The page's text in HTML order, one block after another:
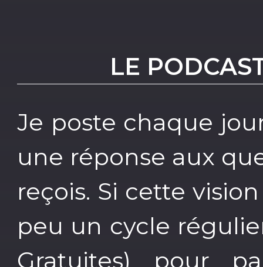
LE
Je poste chaque
une réponse aux
reçois. Si cette
peu un cycle
Gratuites) pour